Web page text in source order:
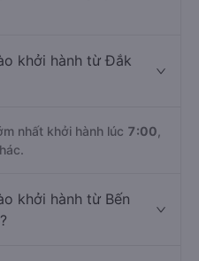
khởi hành từ Đắk
nhất khởi hành lúc 7:00
khởi hành từ Bến